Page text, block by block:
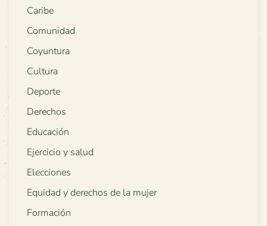
Caribe
Comunidad
Coyuntura
Cultura
Deporte
Derechos
Educación
Ejercicio y salud
Elecciones
Equidad y derechos de la mujer
Formación